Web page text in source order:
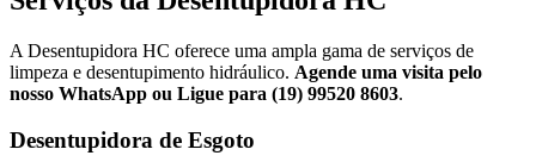
A Desentupidora HC oferece uma ampla gama de serviços de
limpeza e desentupimento hidráulico. Agende uma visita pelo
nosso WhatsApp ou Ligue para (19) 99520 8603.
Desentupidora de Esgoto